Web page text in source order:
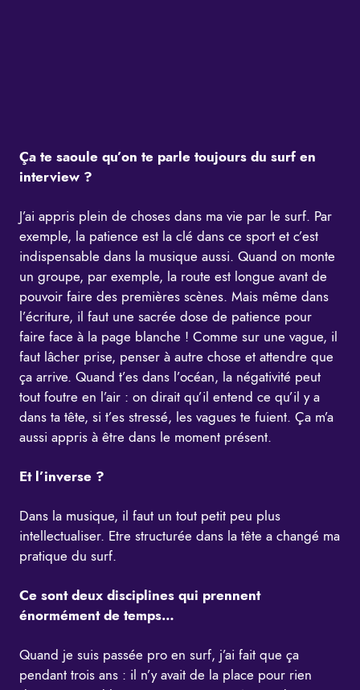
Ça te saoule qu’on te parle toujours du surf en
interview ?
J’ai appris plein de choses dans ma vie par le surf. Par
exemple, la patience est la clé dans ce sport et c’est
indispensable dans la musique aussi. Quand on monte
un groupe, par exemple, la route est longue avant de
pouvoir faire des premières scènes. Mais même dans
l’écriture, il faut une sacrée dose de patience pour
faire face à la page blanche ! Comme sur une vague, il
faut lâcher prise, penser à autre chose et attendre que
ça arrive. Quand t’es dans l’océan, la négativité peut
tout foutre en l’air : on dirait qu’il entend ce qu’il y a
dans ta tête, si t’es stressé, les vagues te fuient. Ça m’a
aussi appris à être dans le moment présent.
Et l’inverse ?
Dans la musique, il faut un tout petit peu plus
intellectualiser. Etre structurée dans la tête a changé ma
pratique du surf.
Ce sont deux disciplines qui prennent
énormément de temps…
Quand je suis passée pro en surf, j’ai fait que ça
pendant trois ans : il n’y avait de la place pour rien